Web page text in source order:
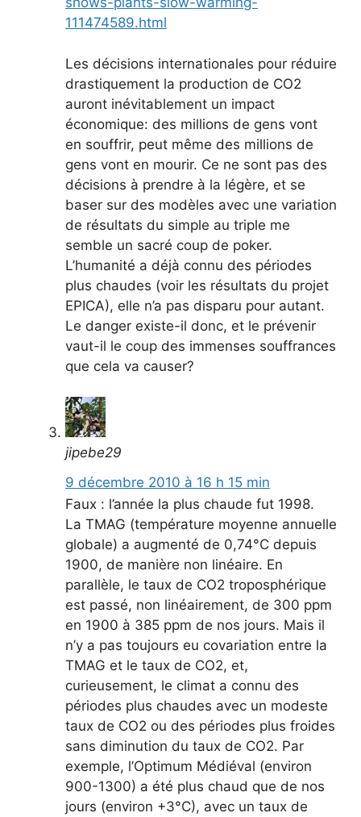
111474589.html
Les décisions internationales pour réduire
drastiquement la production de CO2
auront inévitablement un impact
économique: des millions de gens vont
en souffrir, peut même des millions de
gens vont en mourir. Ce ne sont pas des
décisions à prendre à la légère, et se
baser sur des modèles avec une variation
de résultats du simple au triple me
semble un sacré coup de poker.
L’humanité a déjà connu des périodes
plus chaudes (voir les résultats du projet
EPICA), elle n’a pas disparu pour autant.
Le danger existe-il donc, et le prévenir
vaut-il le coup des immenses souffrances
que cela va causer?
jipebe29
9 décembre 2010 à 16 h 15 min
Faux : l’année la plus chaude fut 1998.
La TMAG (température moyenne annuelle
globale) a augmenté de 0,74°C depuis
1900, de manière non linéaire. En
parallèle, le taux de CO2 troposphérique
est passé, non linéairement, de 300 ppm
en 1900 à 385 ppm de nos jours. Mais il
n’y a pas toujours eu covariation entre la
TMAG et le taux de CO2, et,
curieusement, le climat a connu des
périodes plus chaudes avec un modeste
taux de CO2 ou des périodes plus froides
sans diminution du taux de CO2. Par
exemple, l’Optimum Médiéval (environ
900-1300) a été plus chaud que de nos
jours (environ +3°C), avec un taux de